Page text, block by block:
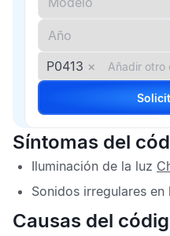
P0413 ×
Síntomas del
Iluminación de la luz
Sonidos irregulares en
Causas del